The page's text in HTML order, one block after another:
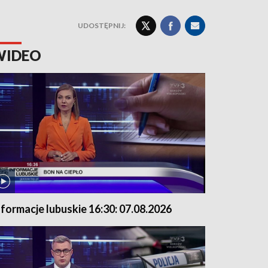
UDOSTĘPNIJ:
lubuskie 16:30: 07.08.2026